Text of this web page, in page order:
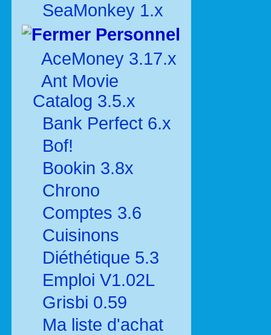
SeaMonkey 1.x
Personnel
AceMoney 3.17.x
Ant Movie
Catalog 3.5.x
Bank Perfect 6.x
Bof!
Bookin 3.8x
Chrono
Comptes 3.6
Cuisinons
Diéthétique 5.3
Emploi V1.02L
Grisbi 0.59
Ma liste d'achat